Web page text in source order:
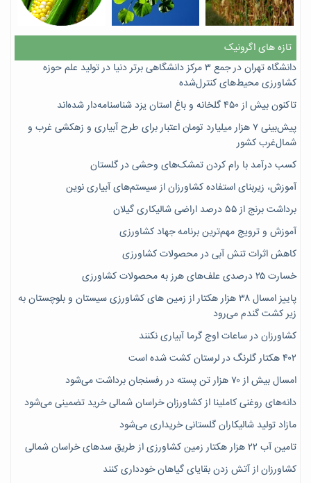
تازه های اگرونیک
دانشگاه تهران در جمع ۳ مرکز دانشگاهی برتر دنیا در تولید علم حوزه
کشاورزی محیط‌های کنترل‌شده
تاکنون بیش از ۴۵۰ گلخانه و باغ استان یزد شناسنامه‌دار شده‌اند
پیش‌بینی ۷‌ هزار میلیارد تومان اعتبار برای طرح آبیاری و زهکشی غرب و
شمال‌غرب کشور
کسب درآمد با رام کردن تمشک‌های وحشی در گلستان
آموزش، زیربنای استفاده کشاورزان از سیستم‌های آبیاری نوین
برداشت برنج از ۵۵ درصد اراضی شالیکاری گیلان
آموزش و ترویج مهم‌ترین برنامه جهاد کشاورزی
کاهش اثرات تنش آبی در محصولات کشاورزی
خسارت ۲۵ درصدی علف‌های هرز به محصولات کشاورزی
پاییز امسال ۳۸ هزار هکتار از زمین های کشاورزی سیستان و بلوچستان به
زیر کشت گندم می‌رود
کشاورزان در ساعات اوج گرما آبیاری نکنند
۴۰۲ هکتار گلرنگ در لرستان کشت شده است
امسال بیش از ۷۰ هزار تن پسته در رفسنجان برداشت می‌شود
دانه‌های روغنی کاملینا از کشاورزان خراسان شمالی خرید تضمینی می‌شود
مازاد تولید شالیکاران گلستانی خریداری می‌شود
تامین آب ۲۲ هزار هکتار زمین کشاورزی از طریق سدهای خراسان شمالی
کشاورزان از آتش زدن بقایای گیاهان خودداری کنند